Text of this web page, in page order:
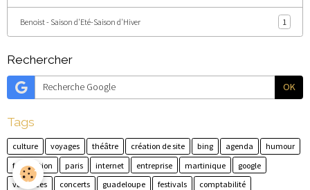
Benoist - Saison d'Eté-Saison d'Hiver 1
Rechercher
OK
Tags
culture voyages théâtre création de site bing agenda
humour
facturation
paris internet entreprise martinique
google
vacances
concerts guadeloupe festivals comptabilité